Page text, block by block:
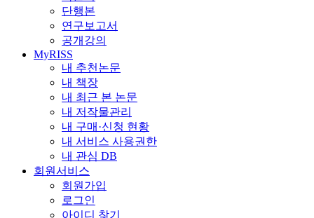
단행본
연구보고서
공개강의
MyRISS
내 추천논문
내 책장
내 최근 본 논문
내 저작물관리
내 구매·신청 현황
내 서비스 사용권한
내 관심 DB
회원서비스
회원가입
로그인
아이디 찾기